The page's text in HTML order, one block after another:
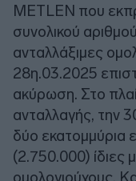
METLEN που
συνολικού
ανταλλάξιμες
28η.03.2025
ακύρωση. Στο
ανταλλαγής, την
δύο εκατομμύρια
(2.750.000) ίδιες
ομολογιούχους.